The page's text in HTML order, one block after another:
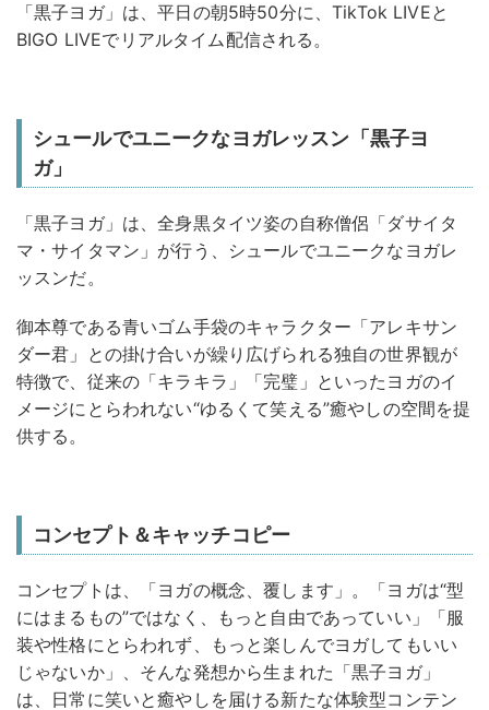
「黒子ヨガ」は、平日の朝5時50分に、TikTok LIVEと
BIGO LIVEでリアルタイム配信される。
シュールでユニークなヨガレッスン「黒子ヨ
ガ」
「黒子ヨガ」は、全身黒タイツ姿の自称僧侶「ダサイタ
マ・サイタマン」が行う、シュールでユニークなヨガレ
ッスンだ。
御本尊である青いゴム手袋のキャラクター「アレキサン
ダー君」との掛け合いが繰り広げられる独自の世界観が
特徴で、従来の「キラキラ」「完璧」といったヨガのイ
メージにとらわれない“ゆるくて笑える”癒やしの空間を提
供する。
コンセプト＆キャッチコピー
コンセプトは、「ヨガの概念、覆します」。「ヨガは“型
にはまるもの”ではなく、もっと自由であっていい」「服
装や性格にとらわれず、もっと楽しんでヨガしてもいい
じゃないか」、そんな発想から生まれた「黒子ヨガ」
は、日常に笑いと癒やしを届ける新たな体験型コンテン